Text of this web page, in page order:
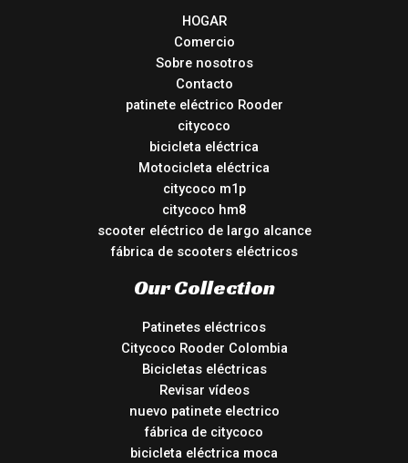
HOGAR
Comercio
Sobre nosotros
Contacto
patinete eléctrico Rooder
citycoco
bicicleta eléctrica
Motocicleta eléctrica
citycoco m1p
citycoco hm8
scooter eléctrico de largo alcance
fábrica de scooters eléctricos
Our Collection
Patinetes eléctricos
Citycoco Rooder Colombia
Bicicletas eléctricas
Revisar vídeos
nuevo patinete electrico
fábrica de citycoco
bicicleta eléctrica moca